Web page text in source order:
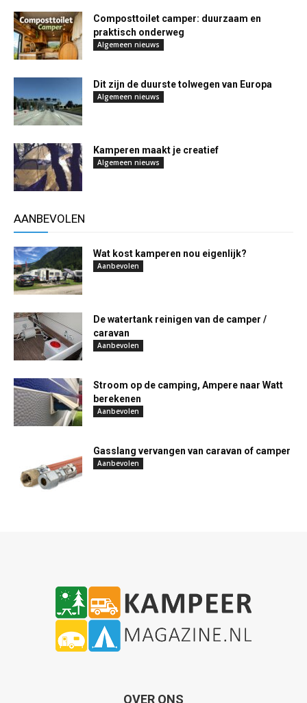
Composttoilet camper: duurzaam en
praktisch onderweg
Algemeen nieuws
Dit zijn de duurste tolwegen van Europa
Algemeen nieuws
Kamperen maakt je creatief
Algemeen nieuws
AANBEVOLEN
Wat kost kamperen nou eigenlijk?
Aanbevolen
De watertank reinigen van de camper /
caravan
Aanbevolen
Stroom op de camping, Ampere naar Watt
berekenen
Aanbevolen
Gasslang vervangen van caravan of camper
Aanbevolen
OVER ONS